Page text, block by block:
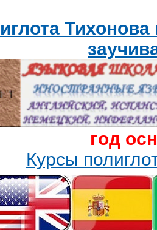
год
Курсы